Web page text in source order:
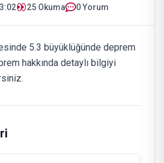
25 Okuma 0 Yorum
5.3 büyüklüğünde deprem
hakkında detaylı bilgiyi